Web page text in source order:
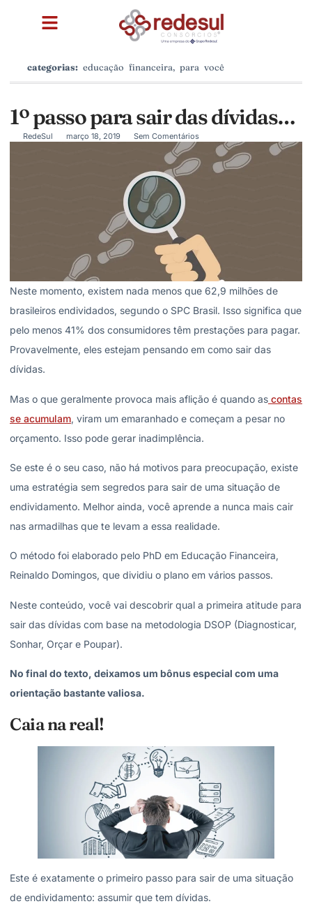
categorias: educação financeira, para você
1º passo para sair das dívidas…
RedeSul março 18, 2019 Sem Comentários
Neste momento, existem nada menos que 62,9 milhões de
brasileiros endividados, segundo o SPC Brasil. Isso significa que
pelo menos 41% dos consumidores têm prestações para pagar.
Provavelmente, eles estejam pensando em como sair das
dívidas.
Mas o que geralmente provoca mais aflição é quando as contas
se acumulam, viram um emaranhado e começam a pesar no
orçamento. Isso pode gerar inadimplência.
Se este é o seu caso, não há motivos para preocupação, existe
uma estratégia sem segredos para sair de uma situação de
endividamento. Melhor ainda, você aprende a nunca mais cair
nas armadilhas que te levam a essa realidade.
O método foi elaborado pelo PhD em Educação Financeira,
Reinaldo Domingos, que dividiu o plano em vários passos.
Neste conteúdo, você vai descobrir qual a primeira atitude para
sair das dívidas com base na metodologia DSOP (Diagnosticar,
Sonhar, Orçar e Poupar).
No final do texto, deixamos um bônus especial com uma
orientação bastante valiosa.
Caia na real!
Este é exatamente o primeiro passo para sair de uma situação
de endividamento: assumir que tem dívidas.